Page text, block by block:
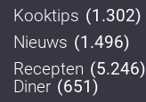
Kooktips (1.302)
Nieuws (1.496)
Recepten (5.246)
Diner (651)